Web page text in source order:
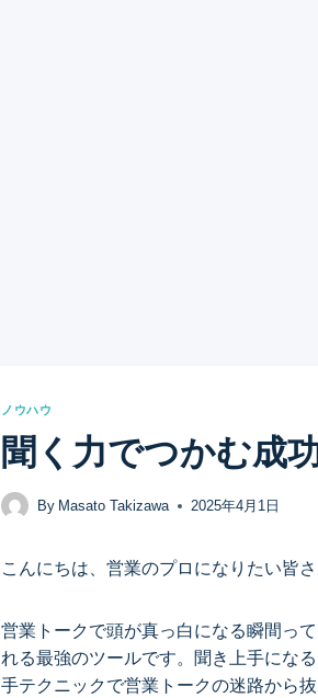
ノウハウ
聞く力でつかむ成
By Masato Takizawa 2025年4月1日
こんにちは、営業のプロになりたい皆さ
営業トークで頭が真っ白になる瞬間っ
れる最強のツールです。聞き上手にな
手テクニックで営業トークの迷路から